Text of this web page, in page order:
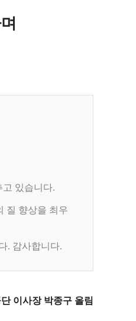
있습니다.
질 향상을 최우
. 감사합니다.
이사장 박종구 올림